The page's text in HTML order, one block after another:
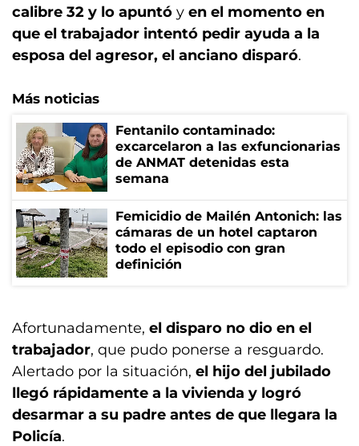
calibre 32 y lo apuntó y en el momento en
que el trabajador intentó pedir ayuda a la
esposa del agresor, el anciano disparó.
Más noticias
Fentanilo contaminado:
excarcelaron a las exfuncionarias
de ANMAT detenidas esta
semana
Femicidio de Mailén Antonich: las
cámaras de un hotel captaron
todo el episodio con gran
definición
Afortunadamente, el disparo no dio en el
trabajador, que pudo ponerse a resguardo.
Alertado por la situación, el hijo del jubilado
llegó rápidamente a la vivienda y logró
desarmar a su padre antes de que llegara la
Policía.